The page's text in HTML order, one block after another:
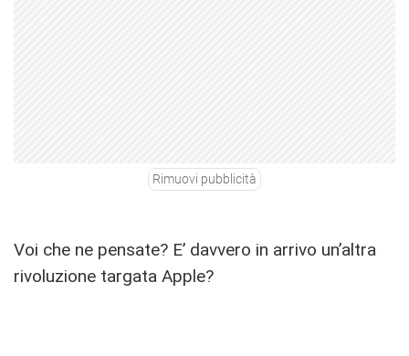
Rimuovi pubblicità
Voi che ne pensate? E’ davvero in arrivo un’altra
rivoluzione targata Apple?